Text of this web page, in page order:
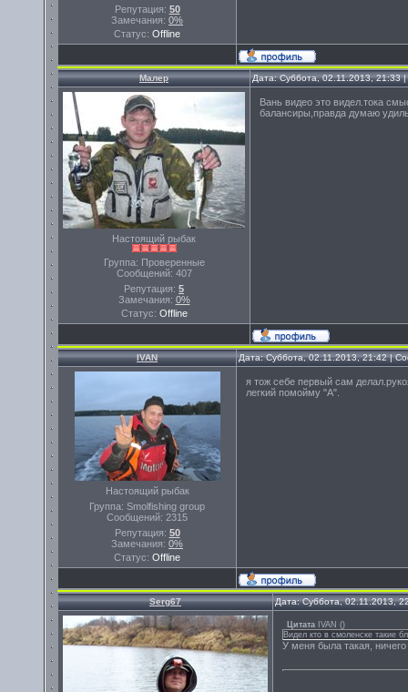
Репутация: 50
Замечания: 0%
Статус: Offline
Малер Дата: Суббота, 02.11.2013, 21:33
Настоящий рыбак
Группа: Проверенные
Сообщений: 407
Репутация: 5
Замечания: 0%
Статус: Offline
Вань видео это видел.тока
балансиры,правда думаю
IVAN Дата: Суббота, 02.11.2013, 21:42 |
Настоящий рыбак
Группа: Smolfishing group
Сообщений: 2315
Репутация: 50
Замечания: 0%
Статус: Offline
я тож себе первый сам
легкий помойму "А".
Serg67 Дата: Суббота, 02.11.2013,
Цитата IVAN ()
Видел кто в смоленске такие
У меня была такая,